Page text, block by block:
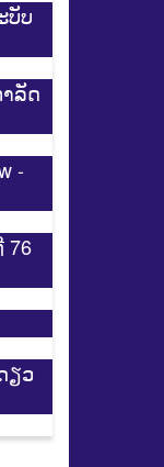
ບັບ
ລັດ
-
76
ຽວ